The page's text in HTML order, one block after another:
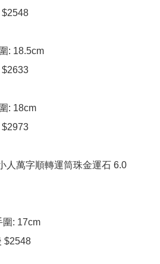
$2548
: 18.5cm
$2633
: 18cm
$2973
人萬字順轉運筒珠金運石 6.0
圍: 17cm